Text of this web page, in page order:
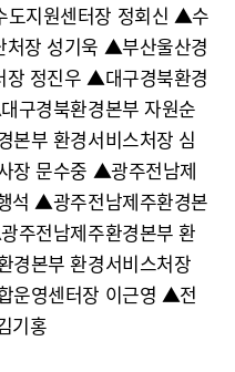
지원센터장 정회신 ▲수
처장 성기욱 ▲부산울산경
장 정진우 ▲대구경북환경
구경북환경본부 자원순
부 환경서비스처장 심
장 문수중 ▲광주전남제
석 ▲광주전남제주환경본
주전남제주환경본부 환
경본부 환경서비스처장
운영센터장 이근영 ▲전
기홍